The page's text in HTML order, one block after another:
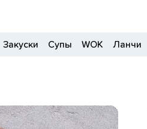
Закуски Супы WOK Ланчи